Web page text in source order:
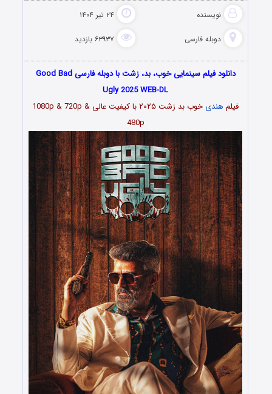
نویسنده ۲۴ تیر ۱۴۰۴
دوبله فارسی ۶۳۹۳۷ بازدید
دانلود فیلم سینمایی خوب، بد، زشت با دوبله فارسی Good Bad
Ugly 2025 WEB-DL
فیلم هندی
خوب بد زشت ۲۰۲۵ با کیفیت عالی 1080p & 720p &
480p